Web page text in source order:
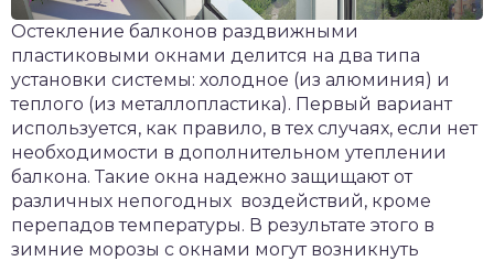
Остекление балконов раздвижными
пластиковыми окнами делится на два типа
установки системы: холодное (из алюминия) и
теплого (из металлопластика). Первый вариант
используется, как правило, в тех случаях, если нет
необходимости в дополнительном утеплении
балкона. Такие окна надежно защищают от
различных непогодных воздействий, кроме
перепадов температуры. В результате этого в
зимние морозы с окнами могут возникнуть